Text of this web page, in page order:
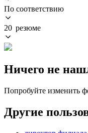
По соответствию
20 резюме
Ничего не
Попробуйте изменить
Другие